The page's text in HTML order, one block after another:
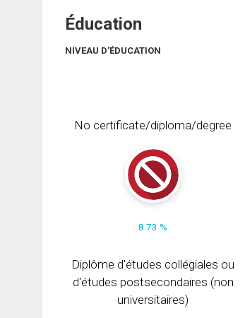
Éducation
NIVEAU D'ÉDUCATION
No certificate/diploma/degree
8.73 %
Diplôme d'études collégiales ou
d'études postsecondaires (non
universitaires)